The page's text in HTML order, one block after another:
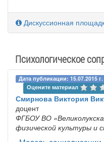
Дискуссионная
Психологическое
Дата публикации: 15.07.2015 г.
Оцените материал
Смирнова Виктория
доцент
ФГБОУ ВО
физической культуры и